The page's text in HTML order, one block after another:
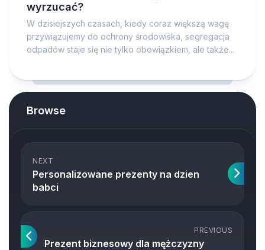
wyrzucać?
W dzisiejszych czasach, kiedy coraz większą wagę
przywiązujemy do ochrony środowiska, segregacja
odpadów staje się nie tylko obowiązkiem, ale także...
Browse
NEXT
Personalizowane prezenty na dzien
babci
PREVIOUS
Prezent biznesowy dla mężczyzny